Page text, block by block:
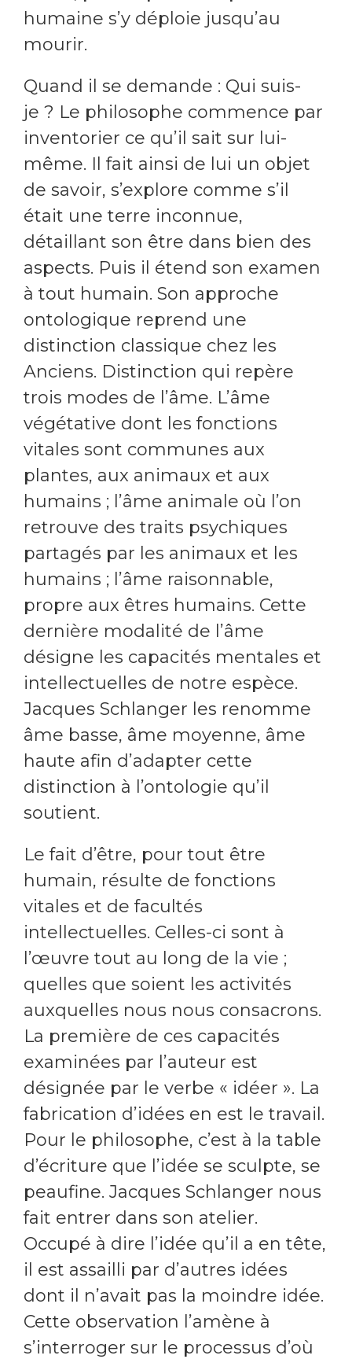
humaine s’y déploie jusqu’au
mourir.
Quand il se demande : Qui suis-
je ? Le philosophe commence par
inventorier ce qu’il sait sur lui-
même. Il fait ainsi de lui un objet
de savoir, s’explore comme s’il
était une terre inconnue,
détaillant son être dans bien des
aspects. Puis il étend son examen
à tout humain. Son approche
ontologique reprend une
distinction classique chez les
Anciens. Distinction qui repère
trois modes de l’âme. L’âme
végétative dont les fonctions
vitales sont communes aux
plantes, aux animaux et aux
humains ; l’âme animale où l’on
retrouve des traits psychiques
partagés par les animaux et les
humains ; l’âme raisonnable,
propre aux êtres humains. Cette
dernière modalité de l’âme
désigne les capacités mentales et
intellectuelles de notre espèce.
Jacques Schlanger les renomme
âme basse, âme moyenne, âme
haute afin d’adapter cette
distinction à l’ontologie qu’il
soutient.
Le fait d’être, pour tout être
humain, résulte de fonctions
vitales et de facultés
intellectuelles. Celles-ci sont à
l’œuvre tout au long de la vie ;
quelles que soient les activités
auxquelles nous nous consacrons.
La première de ces capacités
examinées par l’auteur est
désignée par le verbe « idéer ». La
fabrication d’idées en est le travail.
Pour le philosophe, c’est à la table
d’écriture que l’idée se sculpte, se
peaufine. Jacques Schlanger nous
fait entrer dans son atelier.
Occupé à dire l’idée qu’il a en tête,
il est assailli par d’autres idées
dont il n’avait pas la moindre idée.
Cette observation l’amène à
s’interroger sur le processus d’où